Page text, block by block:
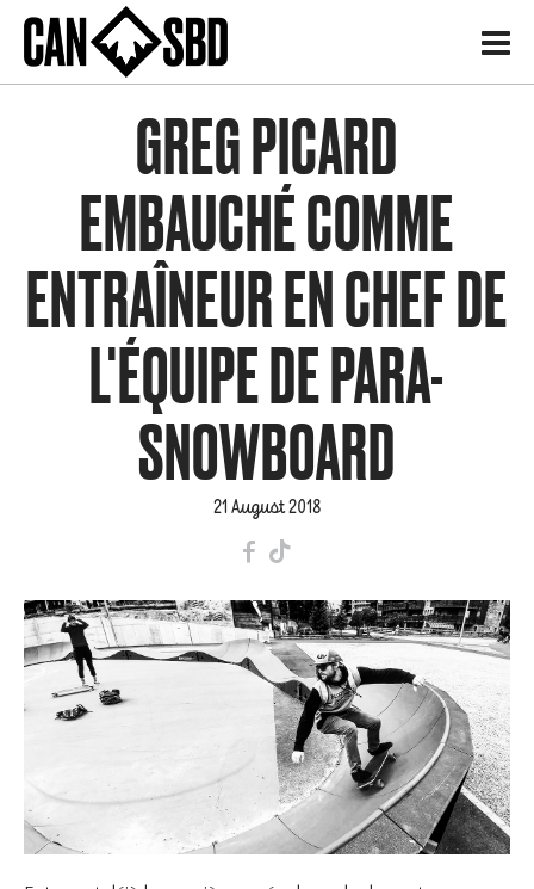
H
GREG PICARD
EMBAUCHÉ COMME
ENTRAÎNEUR EN CHEF DE
L'ÉQUIPE DE PARA-
SNOWBOARD
21 August 2018
F T